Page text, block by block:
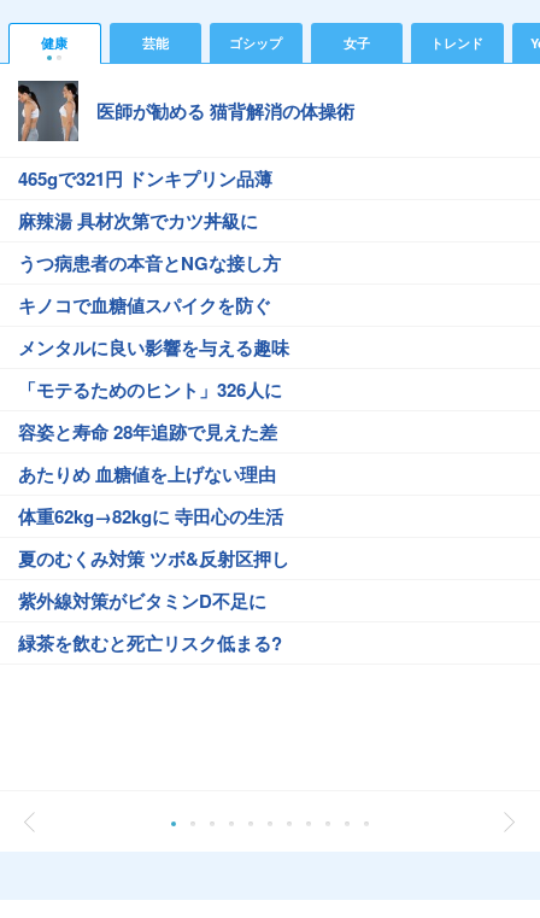
健康 芸能 ゴシップ 女子 トレンド
医師が勧める 猫背解消の体操術
465gで321円 ドンキプリン品薄
麻辣湯 具材次第でカツ丼級に
うつ病患者の本音とNGな接し方
キノコで血糖値スパイクを防ぐ
メンタルに良い影響を与える趣味
「モテるためのヒント」326人に
容姿と寿命 28年追跡で見えた差
あたりめ 血糖値を上げない理由
体重62kg→82kgに 寺田心の生活
夏のむくみ対策 ツボ&反射区押し
紫外線対策がビタミンD不足に
緑茶を飲むと死亡リスク低まる?